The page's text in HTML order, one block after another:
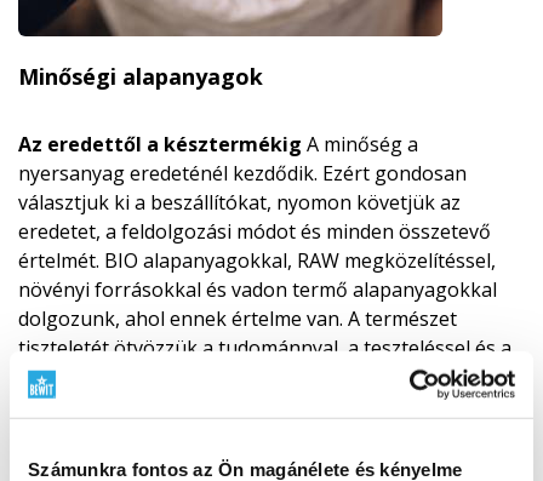
Számunkra fontos az Ön magánélete és kényelme
Minőségi alapanyagok
Az eredettől a késztermékig A minőség a
nyersanyag eredeténél kezdődik. Ezért gondosan
választjuk ki a beszállítókat, nyomon követjük az
eredetet, a feldolgozási módot és minden összetevő
értelmét. BIO alapanyagokkal, RAW megközelítéssel,
növényi forrásokkal és vadon termő alapanyagokkal
dolgozunk, ahol ennek értelme van. A természet
tiszteletét ötvözzük a tudománnyal, a teszteléssel és a
saját felelősségünkkel.
Tudja meg, miért fontos az
alapanyagok eredete